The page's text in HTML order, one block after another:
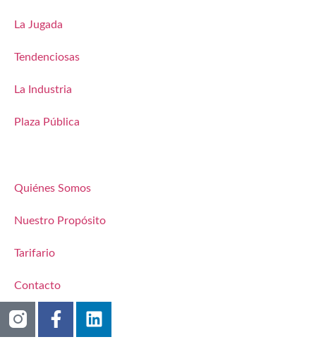
La Jugada
Tendenciosas
La Industria
Plaza Pública
Quiénes Somos
Nuestro Propósito
Tarifario
Contacto